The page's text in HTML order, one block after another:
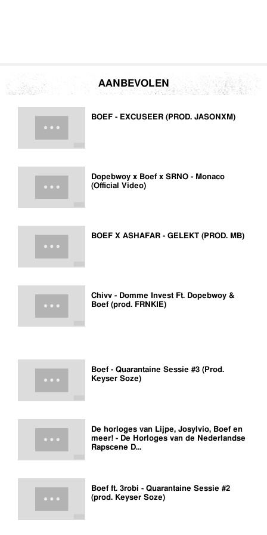
AANBEVOLEN
BOEF - EXCUSEER (PROD. JASONXM)
Dopebwoy x Boef x SRNO - Monaco
(Official Video)
BOEF X ASHAFAR - GELEKT (PROD. MB)
Chivv - Domme Invest Ft. Dopebwoy &
Boef (prod. FRNKIE)
Boef - Quarantaine Sessie #3 (Prod.
Keyser Soze)
De horloges van Lijpe, Josylvio, Boef en
meer! - De Horloges van de Nederlandse
Rapscene D…
Boef ft. 3robi - Quarantaine Sessie #2
(prod. Keyser Soze)